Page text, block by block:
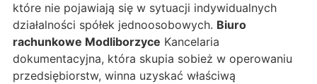
które nie pojawiają się w sytuacji indywidualnych
działalności spółek jednoosobowych. Biuro
rachunkowe Modliborzyce Kancelaria
dokumentacyjna, która skupia sobież w operowaniu
przedsiębiorstw, winna uzyskać właściwą